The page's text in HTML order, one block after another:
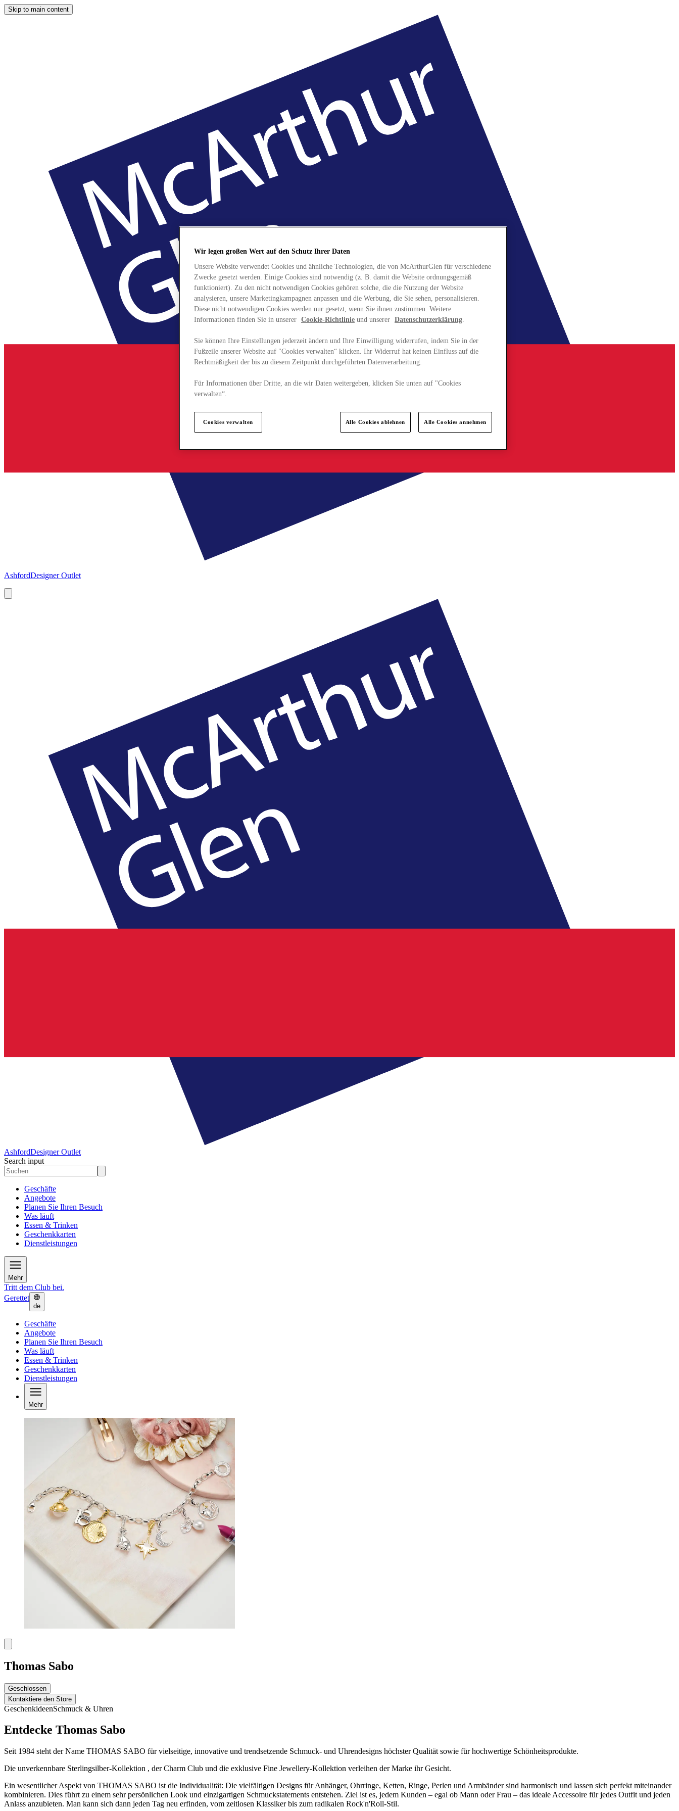
Skip to main content
AshfordDesigner Outlet
AshfordDesigner Outlet
Search input
Geschäfte
Angebote
Planen Sie Ihren Besuch
Was läuft
Essen & Trinken
Geschenkkarten
Dienstleistungen
Mehr
Tritt dem Club bei.
Gerettet
de
Geschäfte
Angebote
Planen Sie Ihren Besuch
Was läuft
Essen & Trinken
Geschenkkarten
Dienstleistungen
Mehr
Thomas Sabo
Geschlossen
Kontaktiere den Store
GeschenkideenSchmuck & Uhren
Entdecke Thomas Sabo
Seit 1984 steht der Name THOMAS SABO für vielseitige, innovative und trendsetzende Schmuck- und Uhrendesigns höchster Qualität sowie für hochwertige Schönheitsprodukte.
Die unverkennbare Sterlingsilber-Kollektion , der Charm Club und die exklusive Fine Jewellery-Kollektion verleihen der Marke ihr Gesicht.
Ein wesentlicher Aspekt von THOMAS SABO ist die Individualität: Die vielfältigen Designs für Anhänger, Ohrringe, Ketten, Ringe, Perlen und Armbänder sind harmonisch und lassen sich perfekt miteinander
kombinieren. Dies führt zu einem sehr persönlichen Look und einzigartigen Schmuckstatements entstehen. Ziel ist es, jedem Kunden – egal ob Mann oder Frau – das ideale Accessoire für jedes Outfit und jeden
Anlass anzubieten. Man kann sich dann jeden Tag neu erfinden, vom zeitlosen Klassiker bis zum radikalen Rock'n'Roll-Stil.
Wir legen großen Wert auf den Schutz Ihrer Daten
Unsere Website verwendet Cookies und ähnliche Technologien, die von McArthurGlen für verschiedene
Zwecke gesetzt werden. Einige Cookies sind notwendig (z. B. damit die Website ordnungsgemäß
funktioniert). Zu den nicht notwendigen Cookies gehören solche, die die Nutzung der Website
analysieren, unsere Marketingkampagnen anpassen und die Werbung, die Sie sehen, personalisieren.
Diese nicht notwendigen Cookies werden nur gesetzt, wenn Sie ihnen zustimmen. Weitere
Informationen finden Sie in unserer Cookie-Richtlinie und unserer Datenschutzerklärung.
Sie können Ihre Einstellungen jederzeit ändern und Ihre Einwilligung widerrufen, indem Sie in der
Fußzeile unserer Website auf "Cookies verwalten“ klicken. Ihr Widerruf hat keinen Einfluss auf die
Rechtmäßigkeit der bis zu diesem Zeitpunkt durchgeführten Datenverarbeitung.
Für Informationen über Dritte, an die wir Daten weitergeben, klicken Sie unten auf "Cookies
verwalten“.
Cookies verwalten Alle Cookies ablehnen Alle Cookies annehmen